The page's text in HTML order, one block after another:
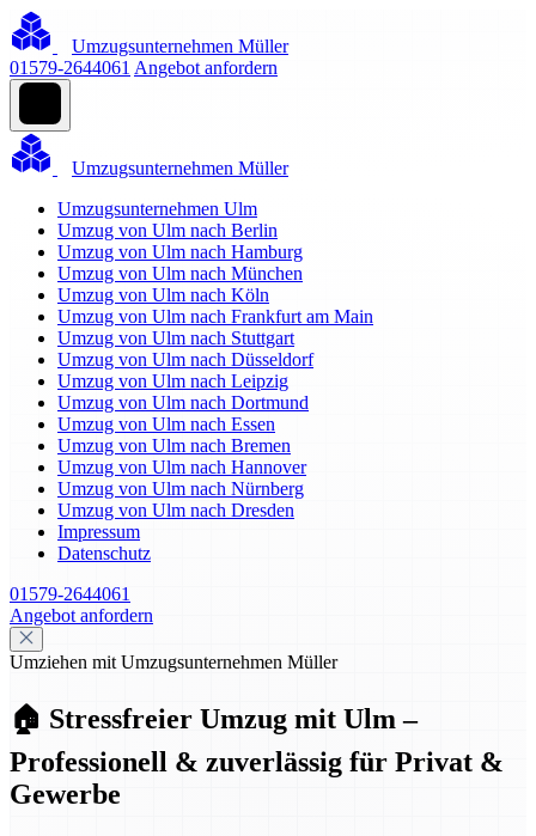
Umzugsunternehmen Müller
01579-2644061 Angebot anfordern
Umzugsunternehmen Müller
Umzugsunternehmen Ulm
Umzug von Ulm nach Berlin
Umzug von Ulm nach Hamburg
Umzug von Ulm nach München
Umzug von Ulm nach Köln
Umzug von Ulm nach Frankfurt am Main
Umzug von Ulm nach Stuttgart
Umzug von Ulm nach Düsseldorf
Umzug von Ulm nach Leipzig
Umzug von Ulm nach Dortmund
Umzug von Ulm nach Essen
Umzug von Ulm nach Bremen
Umzug von Ulm nach Hannover
Umzug von Ulm nach Nürnberg
Umzug von Ulm nach Dresden
Impressum
Datenschutz
01579-2644061
Angebot anfordern
Umziehen mit Umzugsunternehmen Müller
🏠 Stressfreier Umzug mit Ulm –
Professionell & zuverlässig für Privat &
Gewerbe